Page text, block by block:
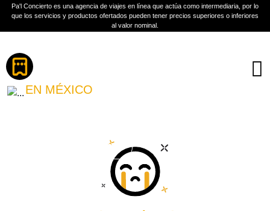
Pa'l Concierto es una agencia de viajes en línea que actúa como intermediaria, por lo
que los servicios y productos ofertados pueden tener precios superiores o inferiores
al valor nominal.
TASH SULTANA
EN MÉXICO
Más información